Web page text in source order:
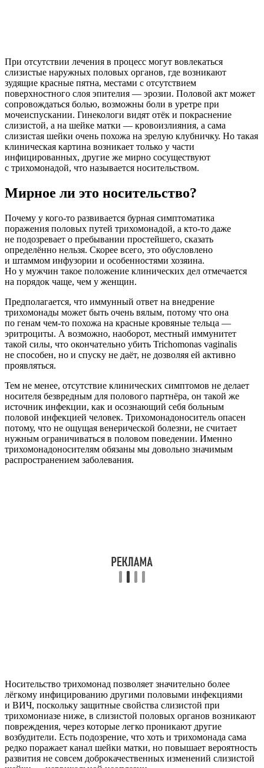
При отсутствии лечения в процесс могут вовлекаться
слизистые наружных половых органов, где возникают
зудящие красные пятна, местами с отсутствием
поверхностного слоя эпителия — эрозии. Половой акт может
сопровождаться болью, возможны боли в уретре при
мочеиспускании. Гинекологи видят отёк и покраснение
слизистой, а на шейке матки — кровоизлияния, а сама
слизистая шейки очень похожа на зрелую клубничку. Но такая
клиническая картина возникает только у части
инфицированных, другие же мирно сосуществуют
с трихомонадой, что называется носительством.
Мирное ли это носительство?
Почему у кого-то развивается бурная симптоматика
поражения половых путей трихомонадой, а кто-то даже
не подозревает о пребывании простейшего, сказать
определённо нельзя. Скорее всего, это обусловлено
и штаммом инфузории и особенностями хозяина.
Но у мужчин такое положение клинических дел отмечается
на порядок чаще, чем у женщин.
Предполагается, что иммунный ответ на внедрение
трихомонады может быть очень вялым, потому что она
по генам чем-то похожа на красные кровяные тельца —
эритроциты. А возможно, наоборот, местный иммунитет
такой силы, что окончательно убить Trichomonas vaginalis
не способен, но и спуску не даёт, не дозволяя ей активно
проявляться.
Тем не менее, отсутствие клинических симптомов не делает
носителя безвредным для полового партнёра, он такой же
источник инфекции, как и осознающий себя больным
половой инфекцией человек. Трихомонадоноситель опасен
потому, что не ощущая венерической болезни, не считает
нужным ограничиваться в половом поведении. Именно
трихомонадоносителям обязаны мы довольно значимым
распространением заболевания.
Носительство трихомонад позволяет значительно более
лёгкому инфицированию другими половыми инфекциями
и ВИЧ, поскольку защитные свойства слизистой при
трихомониазе ниже, в слизистой половых органов возникают
повреждения, через которые легко проникают другие
возбудители. Есть подозрение, что хоть и трихомонада сама
редко поражает канал шейки матки, но повышает вероятность
развития не совсем доброкачественных изменений слизистой